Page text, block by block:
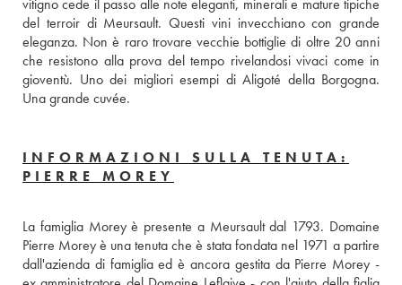
vitigno cede il passo alle note eleganti, minerali e mature tipiche
del terroir di Meursault. Questi vini invecchiano con grande
eleganza. Non è raro trovare vecchie bottiglie di oltre 20 anni
che resistono alla prova del tempo rivelandosi vivaci come in
gioventù. Uno dei migliori esempi di Aligoté della Borgogna.
Una grande cuvée.
INFORMAZIONI SULLA TENUTA:
PIERRE MOREY
La famiglia Morey è presente a Meursault dal 1793. Domaine
Pierre Morey è una tenuta che è stata fondata nel 1971 a partire
dall'azienda di famiglia ed è ancora gestita da Pierre Morey -